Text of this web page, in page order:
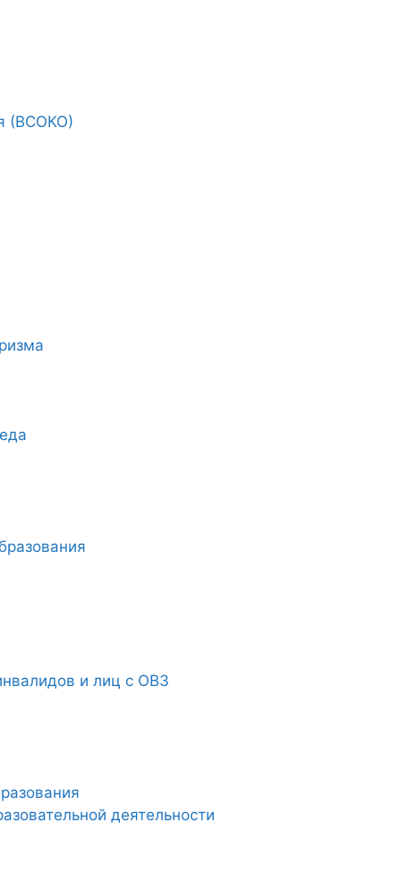
(ВСОКО)
и лиц с ОВЗ
деятельности